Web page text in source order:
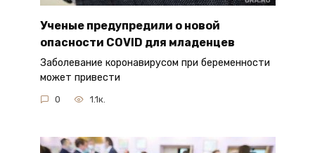
Ученые предупредили о новой
опасности COVID для младенцев
Заболевание коронавирусом при беременности
может привести
0 1.1к.